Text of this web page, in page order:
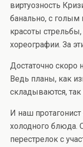
виртуозность
банально, с
красоты
хореографии. За
Достаточно скоро
Ведь планы, как
складываются, так
И наш протагонист
холодного блюда.
перестрелок с